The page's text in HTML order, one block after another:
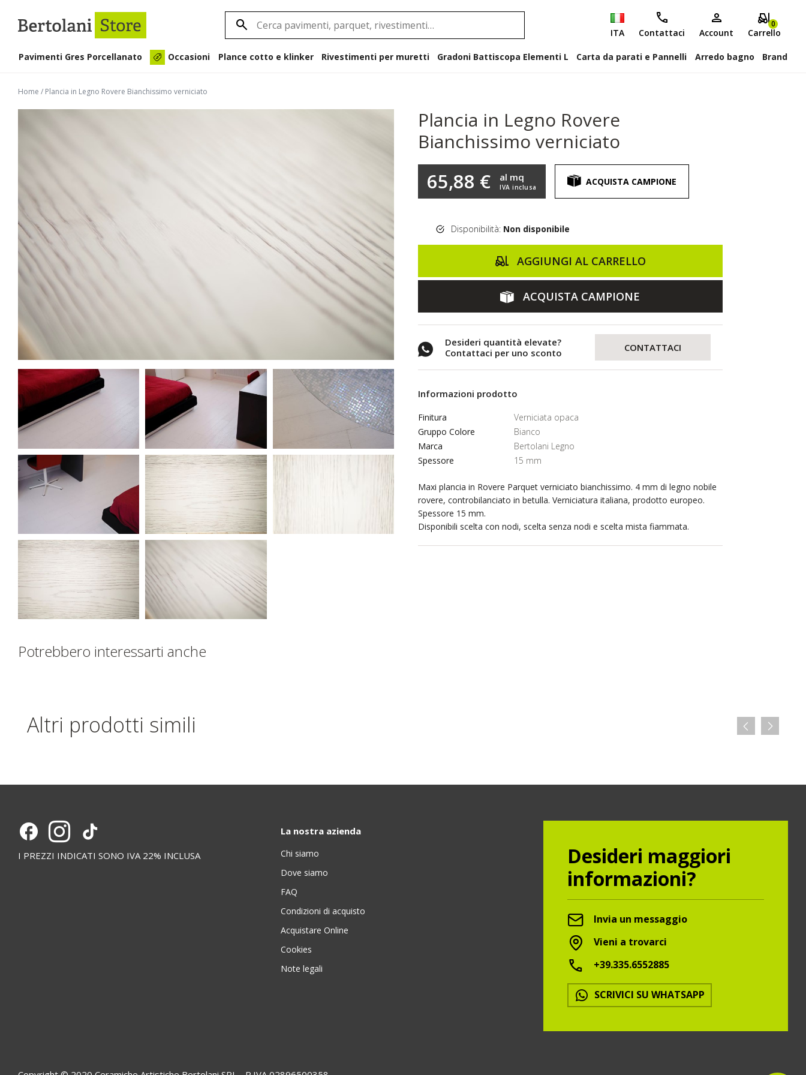
ITA Contattaci Account
0
Carrello
Pavimenti Gres Porcellanato Occasioni Plance cotto e klinker Rivestimenti per muretti Gradoni Battiscopa Elementi L Carta da parati e Pannelli Arredo bagno Brand
Home / Plancia in Legno Rovere Bianchissimo verniciato
Plancia in Legno Rovere
Bianchissimo verniciato
65,88 € IVA inclusa
al mq ACQUISTA CAMPIONE
Disponibilità: Non disponibile
AGGIUNGI AL CARRELLO
ACQUISTA CAMPIONE
Desideri quantità elevate?
Contattaci per uno sconto
CONTATTACI
Informazioni prodotto
Finitura
Verniciata opaca
Gruppo Colore
Bianco
Marca
Bertolani Legno
Spessore
15 mm
Maxi plancia in Rovere Parquet verniciato bianchissimo. 4 mm di legno nobile
rovere, controbilanciato in betulla. Verniciatura italiana, prodotto europeo.
Spessore 15 mm.
Disponibili scelta con nodi, scelta senza nodi e scelta mista fiammata.
Potrebbero interessarti anche
Altri prodotti simili
I PREZZI INDICATI SONO IVA 22% INCLUSA
La nostra azienda
Chi siamo
Dove siamo
FAQ
Condizioni di acquisto
Acquistare Online
Cookies
Note legali
Desideri maggiori
informazioni?
Invia un messaggio
Vieni a trovarci
+39.335.6552885
SCRIVICI SU WHATSAPP